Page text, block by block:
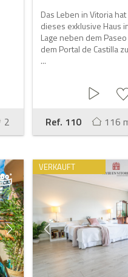
2
Das Leben in Vitoria
dieses exklusive Haus
Lage neben dem
dem Portal de Castilla
...
Ref. 110 116
VERKAUFT